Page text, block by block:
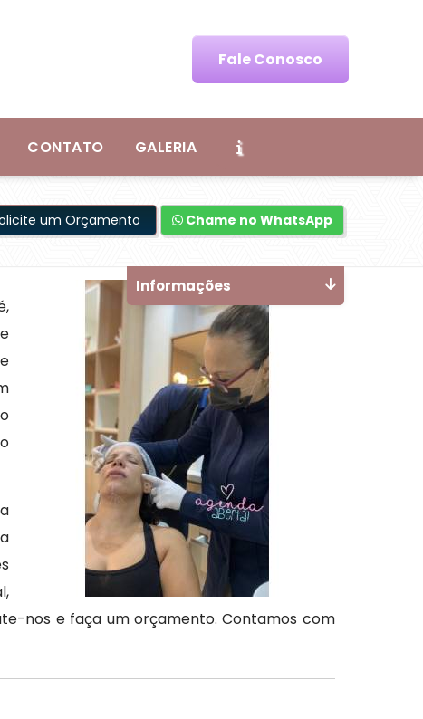
Fale Conosco
CONTATO GALERIA
um Orçamento Chame no WhatsApp
nos e faça um orçamento. Contamos com
Informações